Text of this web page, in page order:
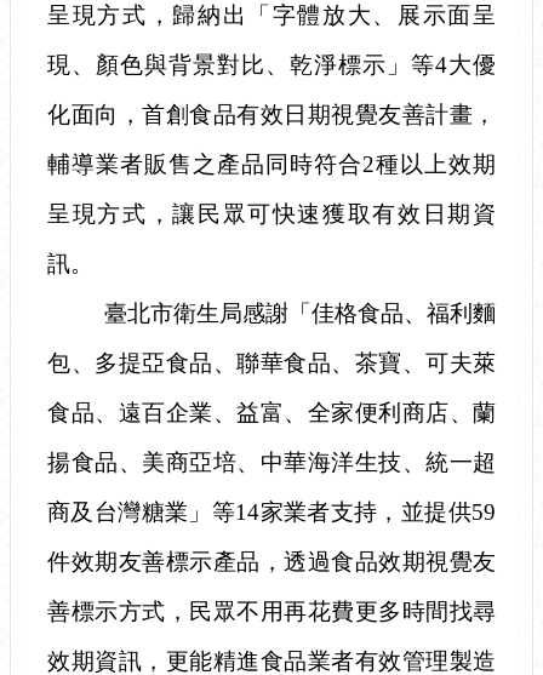
呈現方式，歸納出「字體放大、展示面呈
現、顏色與背景對比、乾淨標示」等4大優
化面向，首創食品有效日期視覺友善計畫，
輔導業者販售之產品同時符合2種以上效期
呈現方式，讓民眾可快速獲取有效日期資
訊。
臺北市衛生局感謝「佳格食品、福利麵
包、多提亞食品、聯華食品、茶寶、可夫萊
食品、遠百企業、益富、全家便利商店、蘭
揚食品、美商亞培、中華海洋生技、統一超
商及台灣糖業」等14家業者支持，並提供59
件效期友善標示產品，透過食品效期視覺友
善標示方式，民眾不用再花費更多時間找尋
效期資訊，更能精進食品業者有效管理製造